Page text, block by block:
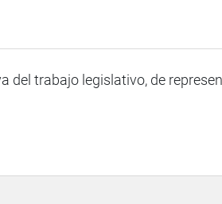
del trabajo legislativo, de